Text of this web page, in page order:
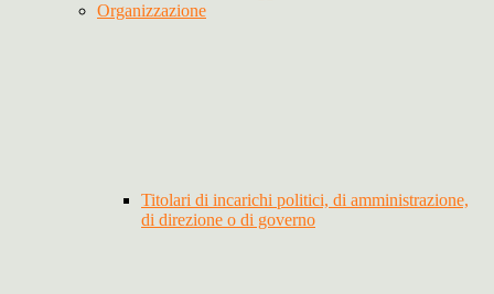
Organizzazione
Titolari di incarichi politici, di amministrazione,
di direzione o di governo